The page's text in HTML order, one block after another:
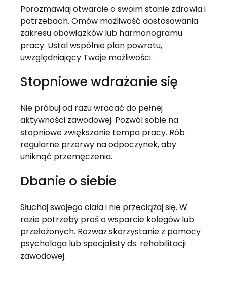
Porozmawiaj otwarcie o swoim stanie zdrowia i
potrzebach. Omów możliwość dostosowania
zakresu obowiązków lub harmonogramu
pracy. Ustal wspólnie plan powrotu,
uwzględniający Twoje możliwości.
Stopniowe wdrażanie się
Nie próbuj od razu wracać do pełnej
aktywności zawodowej. Pozwól sobie na
stopniowe zwiększanie tempa pracy. Rób
regularne przerwy na odpoczynek, aby
uniknąć przemęczenia.
Dbanie o siebie
Słuchaj swojego ciała i nie przeciążaj się. W
razie potrzeby proś o wsparcie kolegów lub
przełożonych. Rozważ skorzystanie z pomocy
psychologa lub specjalisty ds. rehabilitacji
zawodowej.